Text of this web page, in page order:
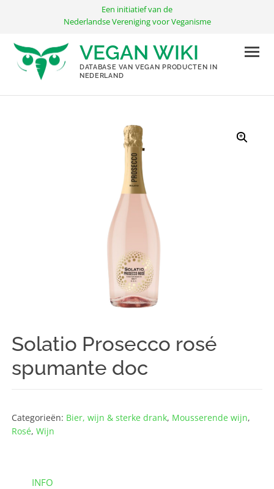
inhoud
Een initiatief van de
Nederlandse Vereniging voor Veganisme
VEGAN WIKI
DATABASE VAN VEGAN PRODUCTEN IN
NEDERLAND
Solatio Prosecco rosé
spumante doc
Categorieën: Bier, wijn & sterke drank, Mousserende wijn,
Rosé,Wijn
INFO